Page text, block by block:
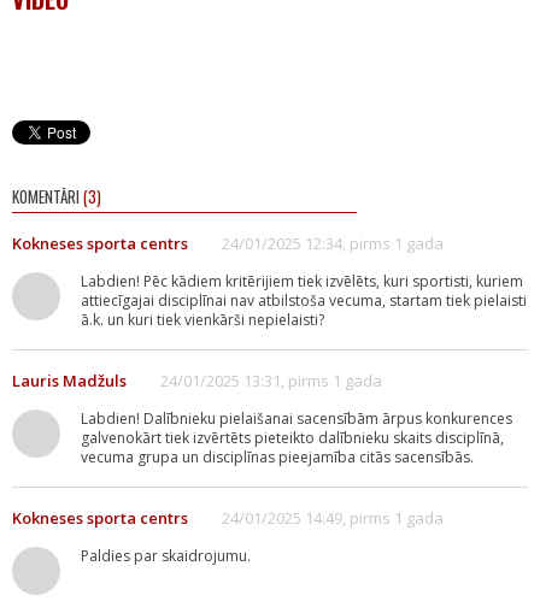
KOMENTĀRI (3)
Kokneses sporta centrs 24/01/2025 12:34, pirms 1 gada
Labdien! Pēc kādiem kritērijiem tiek izvēlēts, kuri sportisti, kuriem
attiecīgajai disciplīnai nav atbilstoša vecuma, startam tiek pielaisti
ā.k. un kuri tiek vienkārši nepielaisti?
Lauris Madžuls 24/01/2025 13:31, pirms 1 gada
Labdien! Dalībnieku pielaišanai sacensībām ārpus konkurences
galvenokārt tiek izvērtēts pieteikto dalībnieku skaits disciplīnā,
vecuma grupa un disciplīnas pieejamība citās sacensībās.
Kokneses sporta centrs 24/01/2025 14:49, pirms 1 gada
Paldies par skaidrojumu.